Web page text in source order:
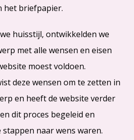
het briefpapier.
huisstijl, ontwikkelden we
met alle wensen en eisen
moest voldoen.
deze wensen om te zetten in
en heeft de website verder
dit proces begeleid en
naar wens waren.